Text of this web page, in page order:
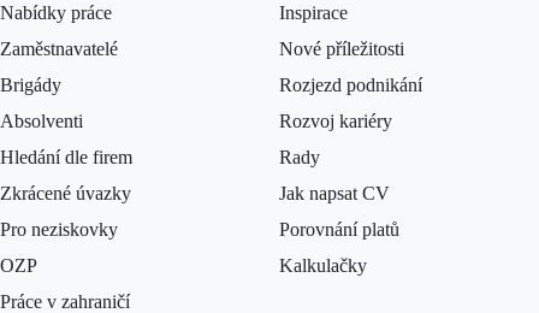
Nabídky práce
Zaměstnavatelé
Brigády
Absolventi
Hledání dle firem
Zkrácené úvazky
Pro neziskovky
OZP
Práce v zahraničí
Inspirace
Nové příležitosti
Rozjezd podnikání
Rozvoj kariéry
Rady
Jak napsat CV
Porovnání platů
Kalkulačky